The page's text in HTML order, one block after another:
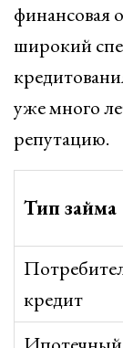
финансовая
широкий
уже много
репутацию.
Тип займа
кредит